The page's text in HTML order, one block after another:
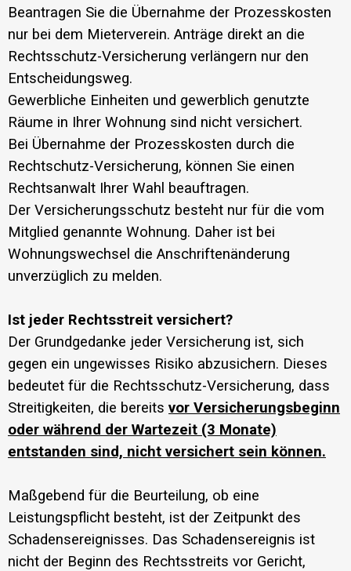
Beantragen Sie die Übernahme der Prozesskosten
nur bei dem Mieterverein. Anträge direkt an die
Rechtsschutz-Versicherung verlängern nur den
Entscheidungsweg.
Gewerbliche Einheiten und gewerblich genutzte
Räume in Ihrer Wohnung sind nicht versichert.
Bei Übernahme der Prozesskosten durch die
Rechtschutz-Versicherung, können Sie einen
Rechtsanwalt Ihrer Wahl beauftragen.
Der Versicherungsschutz besteht nur für die vom
Mitglied genannte Wohnung. Daher ist bei
Wohnungswechsel die Anschriftenänderung
unverzüglich zu melden.
Ist jeder Rechtsstreit versichert?
Der Grundgedanke jeder Versicherung ist, sich
gegen ein ungewisses Risiko abzusichern. Dieses
bedeutet für die Rechtsschutz-Versicherung, dass
Streitigkeiten, die bereits vor Versicherungsbeginn
oder während der Wartezeit (3 Monate)
entstanden sind, nicht versichert sein können.
Maßgebend für die Beurteilung, ob eine
Leistungspflicht besteht, ist der Zeitpunkt des
Schadensereignisses. Das Schadensereignis ist
nicht der Beginn des Rechtsstreits vor Gericht,